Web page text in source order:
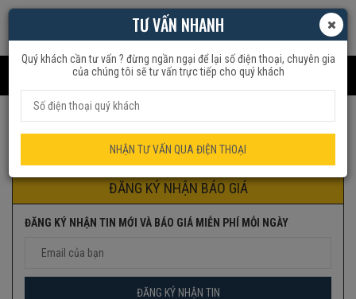
ĐĂNG KÝ NHẬN BÁO GIÁ
ĐĂNG KÝ NHẬN TIN MỚI VÀ BÁO GIÁ MIỄN PHÍ MỖI NGÀY
TƯ VẤN NHANH
Quý khách cần tư vấn ? đừng ngần ngại để lại số điện thoại, chuyên gia
của chúng tôi sẽ tư vấn trực tiếp cho quý khách
NHẬN TƯ VẤN QUA ĐIỆN THOẠI